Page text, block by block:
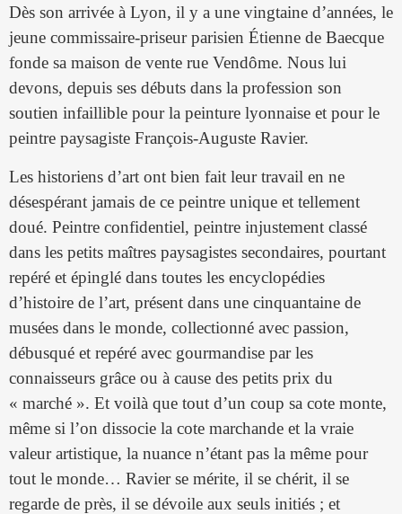
Dès son arrivée à Lyon, il y a une vingtaine d’années, le
jeune commissaire-priseur parisien Étienne de Baecque
fonde sa maison de vente rue Vendôme. Nous lui
devons, depuis ses débuts dans la profession son
soutien infaillible pour la peinture lyonnaise et pour le
peintre paysagiste François-Auguste Ravier.
Les historiens d’art ont bien fait leur travail en ne
désespérant jamais de ce peintre unique et tellement
doué. Peintre confidentiel, peintre injustement classé
dans les petits maîtres paysagistes secondaires, pourtant
repéré et épinglé dans toutes les encyclopédies
d’histoire de l’art, présent dans une cinquantaine de
musées dans le monde, collectionné avec passion,
débusqué et repéré avec gourmandise par les
connaisseurs grâce ou à cause des petits prix du
« marché ». Et voilà que tout d’un coup sa cote monte,
même si l’on dissocie la cote marchande et la vraie
valeur artistique, la nuance n’étant pas la même pour
tout le monde… Ravier se mérite, il se chérit, il se
regarde de près, il se dévoile aux seuls initiés ; et